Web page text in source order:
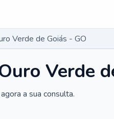
Verde de Goiás - GO
Verde
a sua consulta.